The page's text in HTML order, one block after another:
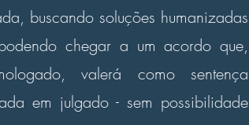
buscando soluções humanizadas
chegar a um acordo que,
valerá como sentença
em julgado - sem possibilidade